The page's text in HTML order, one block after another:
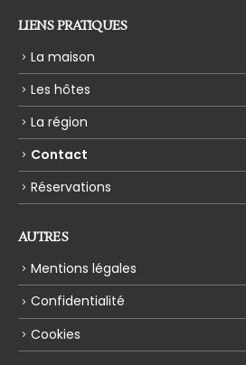
LIENS PRATIQUES
La maison
Les hôtes
La région
Contact
Réservations
AUTRES
Mentions légales
Confidentialité
Cookies